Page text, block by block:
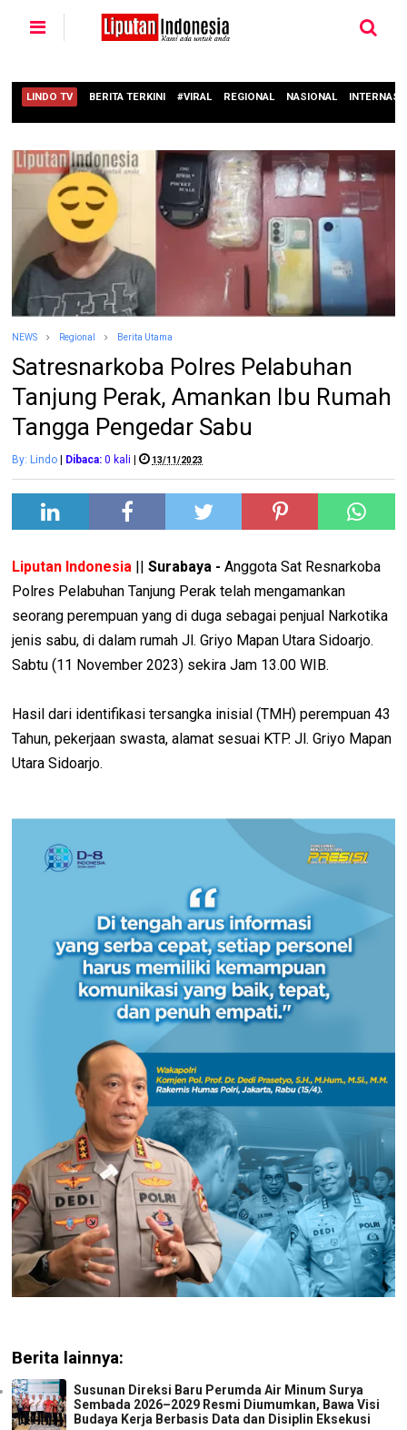
LINDO TV BERITA TERKINI #VIRAL REGIONAL NASIONAL
NEWS Regional Berita Utama
Satresnarkoba Polres Pelabuhan
Tanjung Perak, Amankan Ibu Rumah
Tangga Pengedar Sabu
By: Lindo Dibaca: 0 kali | 13/11/2023
Liputan Indonesia ||Surabaya -Anggota Sat Resnarkoba
Polres Pelabuhan Tanjung Perak telah mengamankan
seorang perempuan yang di duga sebagai penjual Narkotika
jenis sabu, di dalam rumah Jl. Griyo Mapan Utara Sidoarjo.
Sabtu (11 November 2023) sekira Jam 13.00 WIB.
Hasil dari identifikasi tersangka inisial (TMH) perempuan 43
Tahun, pekerjaan swasta, alamat sesuai KTP. Jl. Griyo Mapan
Utara Sidoarjo.
Berita lainnya:
Susunan Direksi Baru Perumda Air Minum Surya
Sembada 2026–2029 Resmi Diumumkan, Bawa Visi
Budaya Kerja Berbasis Data dan Disiplin Eksekusi